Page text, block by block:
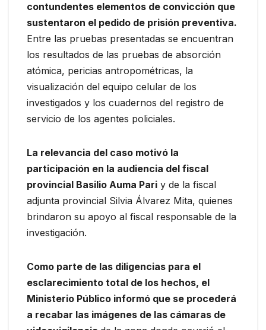
contundentes elementos de convicción que
sustentaron el pedido de prisión preventiva.
Entre las pruebas presentadas se encuentran
los resultados de las pruebas de absorción
atómica, pericias antropométricas, la
visualización del equipo celular de los
investigados y los cuadernos del registro de
servicio de los agentes policiales.
La relevancia del caso motivó la
participación en la audiencia del fiscal
provincial Basilio Auma Pari y de la fiscal
adjunta provincial Silvia Álvarez Mita, quienes
brindaron su apoyo al fiscal responsable de la
investigación.
Como parte de las diligencias para el
esclarecimiento total de los hechos, el
Ministerio Público informó que se procederá
a recabar las imágenes de las cámaras de